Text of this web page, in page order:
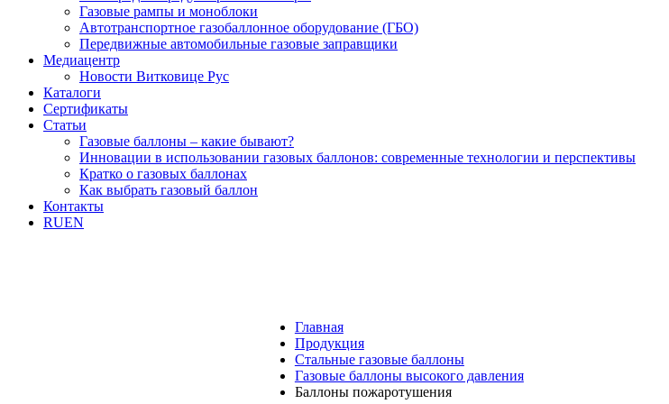
Газовые рампы и моноблоки
Автотранспортное газобаллонное оборудование (ГБО)
Передвижные автомобильные газовые заправщики
Медиацентр
Новости Витковице Рус
Каталоги
Сертификаты
Статьи
Газовые баллоны – какие бывают?
Инновации в использовании газовых баллонов: современные технологии и перспективы
Кратко о газовых баллонах
Как выбрать газовый баллон
Контакты
RUEN
Главная
Продукция
Стальные газовые баллоны
Газовые баллоны высокого давления
Баллоны пожаротушения